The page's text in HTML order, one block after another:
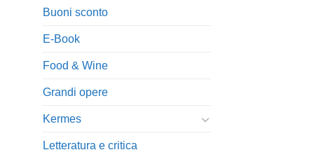
Buoni sconto
E-Book
Food & Wine
Grandi opere
Kermes
Letteratura e critica